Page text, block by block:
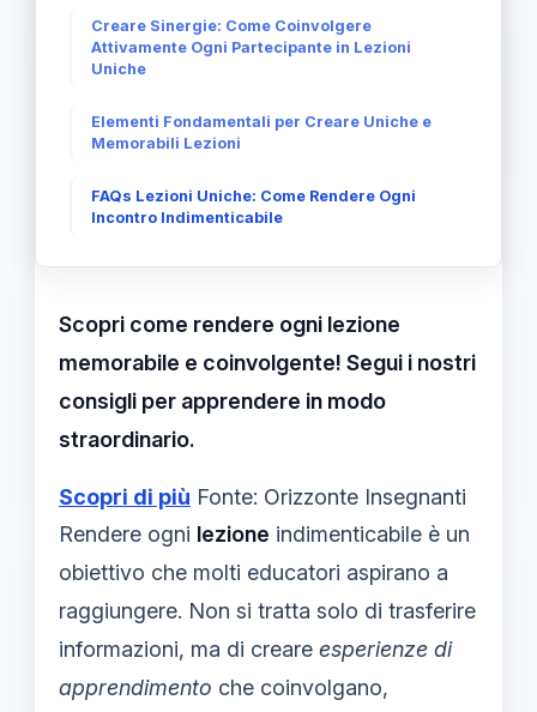
Creare Sinergie: Come Coinvolgere
Attivamente Ogni Partecipante in Lezioni
Uniche
Elementi Fondamentali per Creare Uniche e
Memorabili Lezioni
FAQs Lezioni Uniche: Come Rendere Ogni
Incontro Indimenticabile
Scopri come rendere ogni lezione
memorabile e coinvolgente! Segui i nostri
consigli per apprendere in modo
straordinario.
Scopri di più Fonte: Orizzonte Insegnanti
Rendere ogni lezione indimenticabile è un
obiettivo che molti educatori aspirano a
raggiungere. Non si tratta solo di trasferire
informazioni, ma di creare esperienze di
apprendimento che coinvolgano,